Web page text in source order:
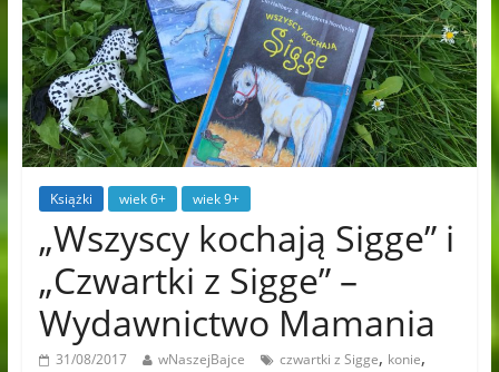
Książki wiek 6+ wiek 9+
„Wszyscy kochają Sigge” i
„Czwartki z Sigge” –
Wydawnictwo Mamania
31/08/2017 wNaszejBajce czwartki z Sigge, konie,